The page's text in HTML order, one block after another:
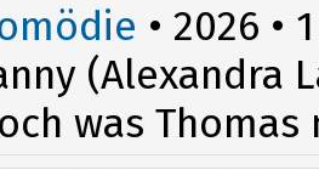
• 2026 •
(Alexandra
was